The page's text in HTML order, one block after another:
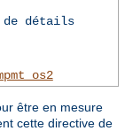
de détails
être en mesure
cette directive de